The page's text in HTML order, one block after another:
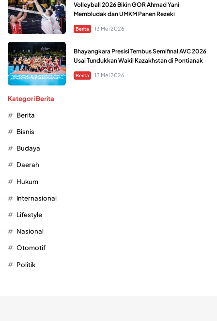
Volleyball 2026 Bikin GOR Ahmad Yani
Membludak dan UMKM Panen Rezeki
Berita 13 Mei 2026
Bhayangkara Presisi Tembus Semifinal AVC 2026
Usai Tundukkan Wakil Kazakhstan di Pontianak
Berita 13 Mei 2026
Kategori Berita
Berita
Bisnis
Budaya
Daerah
Hukum
Internasional
Lifestyle
Nasional
Otomotif
Politik